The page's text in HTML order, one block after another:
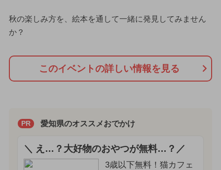
秋の楽しみ方を、絵本を通して一緒に発見してみません
か？
このイベントの詳しい情報を見る
PR 愛知県のオススメおでかけ
＼ え…？大好物のおやつが無料…？／
3歳以下無料！猫カフェ